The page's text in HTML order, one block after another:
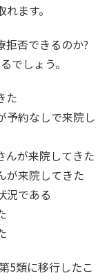
ます。
拒否できるのか?
でしょう。
た
予約なしで来院し
んが来院してきた
が来院してきた
況である
5類に移行したこ